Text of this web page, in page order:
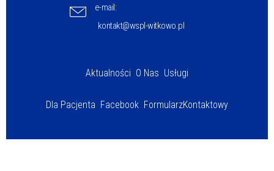
e-mail:
kontakt@wspl-witkowo.pl
Aktualności O Nas Usługi
Dla Pacjenta Facebook FormularzKontaktowy